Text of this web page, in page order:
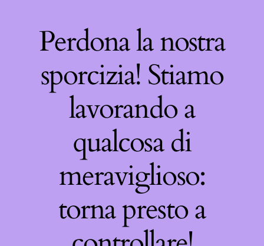
Perdona la nostra
sporcizia! Stiamo
lavorando a
qualcosa di
meraviglioso:
torna presto a